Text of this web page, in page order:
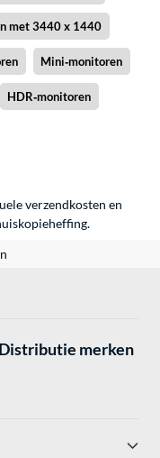
met 3440 x 1440
Mini‑monitoren
HDR‑monitoren
verzendkosten en
Distributie merken